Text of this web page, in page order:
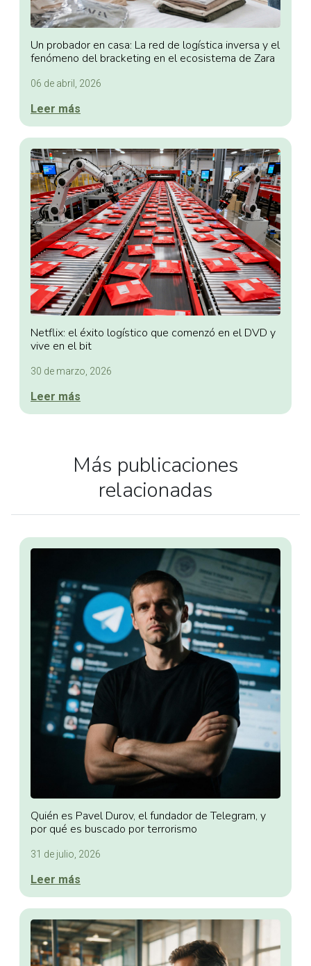
Un probador en casa: La red de logística inversa y el
fenómeno del bracketing en el ecosistema de Zara
06 de abril, 2026
Leer más
Netflix: el éxito logístico que comenzó en el DVD y
vive en el bit
30 de marzo, 2026
Leer más
Más publicaciones
relacionadas
Quién es Pavel Durov, el fundador de Telegram, y
por qué es buscado por terrorismo
31 de julio, 2026
Leer más